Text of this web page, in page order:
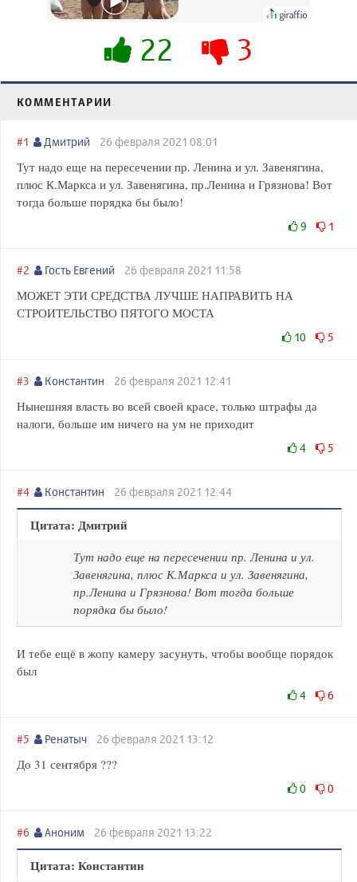
их не видят...
22 3
КОММЕНТАРИИ
#1 Дмитрий 26 февраля 2021 08:01
Тут надо еще на пересечении пр. Ленина и ул. Завенягина,
плюс К.Маркса и ул. Завенягина, пр.Ленина и Грязнова! Вот
тогда больше порядка бы было!
9 1
#2 Гость Евгений 26 февраля 2021 11:58
МОЖЕТ ЭТИ СРЕДСТВА ЛУЧШЕ НАПРАВИТЬ НА
СТРОИТЕЛЬСТВО ПЯТОГО МОСТА
10 5
#3 Константин 26 февраля 2021 12:41
Нынешняя власть во всей своей красе, только штрафы да
налоги, больше им ничего на ум не приходит
4 5
#4 Константин 26 февраля 2021 12:44
Цитата: Дмитрий
Тут надо еще на пересечении пр. Ленина и ул.
Завенягина, плюс К.Маркса и ул. Завенягина,
пр.Ленина и Грязнова! Вот тогда больше
порядка бы было!
И тебе ещё в жопу камеру засунуть, чтобы вообще порядок
был
4 6
#5 Ренатыч 26 февраля 2021 13:12
До 31 сентября ???
0 0
#6 Аноним 26 февраля 2021 13:22
Цитата: Константин